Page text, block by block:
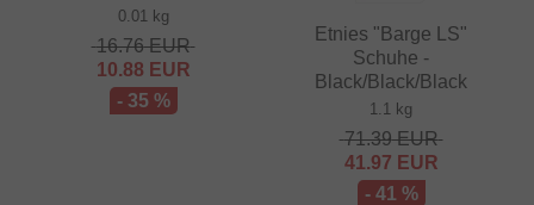
0.01 kg
16.76EUR
10.88 EUR
- 35 %
Etnies "Barge LS"
Schuhe -
Black/Black/Black
1.1 kg
71.39EUR
41.97 EUR
- 41 %